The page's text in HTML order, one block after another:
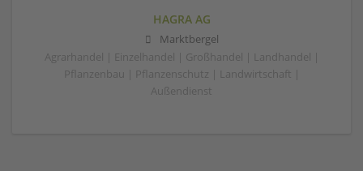
HAGRA AG
Marktbergel
Agrarhandel | Einzelhandel | Großhandel | Landhandel |
Pflanzenbau | Pflanzenschutz | Landwirtschaft |
Außendienst